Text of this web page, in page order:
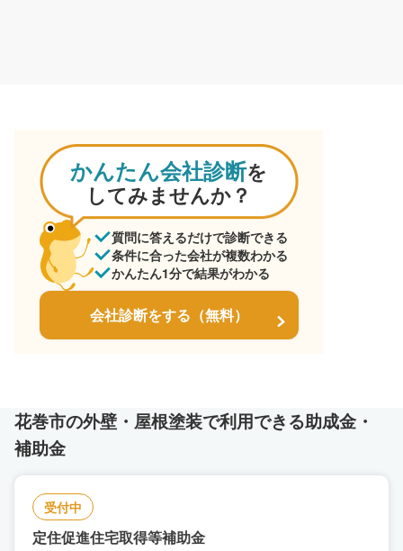
かんたん会社診断を
してみませんか？
質問に答えるだけで診断できる
条件に合った会社が複数わかる
かんたん1分で結果がわかる
会社診断をする（無料）
花巻市の外壁・屋根塗装で利用できる助成金・
補助金
受付中
定住促進住宅取得等補助金